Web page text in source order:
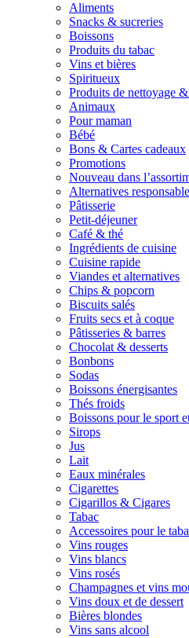
Aliments
Snacks & sucreries
Boissons
Produits du tabac
Vins et bières
Spiritueux
Produits de nettoyage
Animaux
Pour maman
Bébé
Bons & Cartes cadeaux
Promotions
Nouveau dans
Alternatives
Pâtisserie
Petit-déjeuner
Café & thé
Ingrédients de cuisine
Cuisine rapide
Viandes et alternatives
Chips & popcorn
Biscuits salés
Fruits secs et à coque
Pâtisseries & barres
Chocolat & desserts
Bonbons
Sodas
Boissons énergisantes
Thés froids
Boissons pour le sport
Sirops
Jus
Lait
Eaux minérales
Cigarettes
Cigarillos & Cigares
Tabac
Accessoires pour le
Vins rouges
Vins blancs
Vins rosés
Champagnes et vins
Vins doux et de dessert
Bières blondes
Vins sans alcool